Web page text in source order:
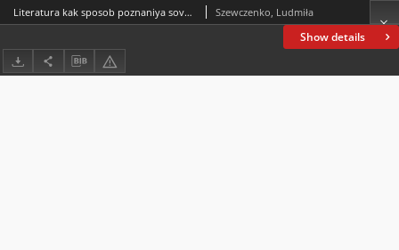
Show details
Literatura kak sposob poznaniya sovremennoy Rossii. (Retsenziya na Liliana Kalita, Wybrane zagadnienia z najnowszej prozy rosyjskiej. Skrypt dla studentów 1 roku rosjoznawstwa, Gdańsk 2020, 188 s.) Literature as a way of comprehending today’s Russia(review of the textbook by Prof. Liliana Kalita “Selected aspects of contemporary Russian prose”, Gdańsk 2020, 188 p.) Szewczenko, Ludmiła